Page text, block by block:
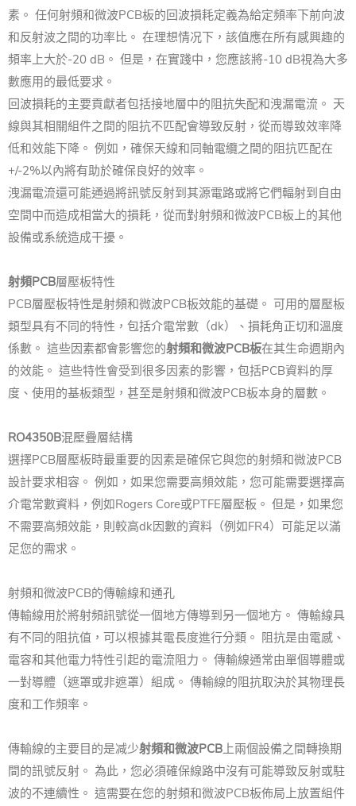
素。 任何射頻和微波PCB板的回波損耗定義為給定頻率下前向波
和反射波之間的功率比。 在理想情况下，該值應在所有感興趣的
頻率上大於-20 dB。 但是，在實踐中，您應該將-10 dB視為大多
數應用的最低要求。
回波損耗的主要貢獻者包括接地層中的阻抗失配和洩漏電流。 天
線與其相關組件之間的阻抗不匹配會導致反射，從而導致效率降
低和效能下降。 例如，確保天線和同軸電纜之間的阻抗匹配在
+/-2%以內將有助於確保良好的效率。
洩漏電流還可能通過將訊號反射到其源電路或將它們輻射到自由
空間中而造成相當大的損耗，從而對射頻和微波PCB板上的其他
設備或系統造成干擾。
射頻PCB層壓板特性
PCB層壓板特性是射頻和微波PCB板效能的基礎。 可用的層壓板
類型具有不同的特性，包括介電常數（dk）、損耗角正切和溫度
係數。 這些因素都會影響您的射頻和微波PCB板在其生命週期內
的效能。 這些特性會受到很多因素的影響，包括PCB資料的厚
度、使用的基板類型，甚至是射頻和微波PCB板本身的層數。
RO4350B混壓疊層結構
選擇PCB層壓板時最重要的因素是確保它與您的射頻和微波PCB
設計要求相容。 例如，如果您需要高頻效能，您可能需要選擇高
介電常數資料，例如Rogers Core或PTFE層壓板。 但是，如果您
不需要高頻效能，則較高dk因數的資料（例如FR4）可能足以滿
足您的需求。
射頻和微波PCB的傳輸線和通孔
傳輸線用於將射頻訊號從一個地方傳導到另一個地方。 傳輸線具
有不同的阻抗值，可以根據其電長度進行分類。 阻抗是由電感、
電容和其他電力特性引起的電流阻力。 傳輸線通常由單個導體或
一對導體（遮罩或非遮罩）組成。 傳輸線的阻抗取決於其物理長
度和工作頻率。
傳輸線的主要目的是减少射頻和微波PCB 上兩個設備之間轉換期
間的訊號反射。 為此，您必須確保線路中沒有可能導致反射或駐
波的不連續性。 這需要在您的射頻和微波PCB板佈局上放置組件